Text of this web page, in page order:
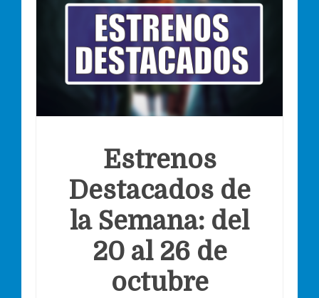
Estrenos
Destacados de
la Semana: del
20 al 26 de
octubre